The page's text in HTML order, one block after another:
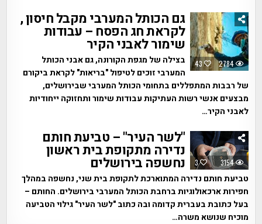
43 2784
גם הכותל המערבי מקבל חיסון ,
לקראת חג הפסח – עבודות
שימור לאבני הקיר
בצילה של מגפת הקורונה, גם אבני הכותל
המערבי זוכים לטיפול "בריאות" לקראת ביקורם
של רבבות המתפללים בתחומי הכותל המערבי שבירושלים,
מבצעים אנשי רשות העתיקות עבודות שימור ותחזוקה ייחודיות
לאבני הקיר…
3 3154
"לשר העיר" – טביעת חותם
נדירה מתקופת בית ראשון
נחשפה בירושלים
טביעת חותם נדירה המתוארכת לתקופת בית שני, נחשפה במהלך
חפירות ארכאולוגיות ברחבת הכותל המערבי בירושלים. החותם –
בעל כתובת בעברית קדומה ובה כתוב "לשר העיר" גילוי הטביעה
מוכיח שנושא משרה…